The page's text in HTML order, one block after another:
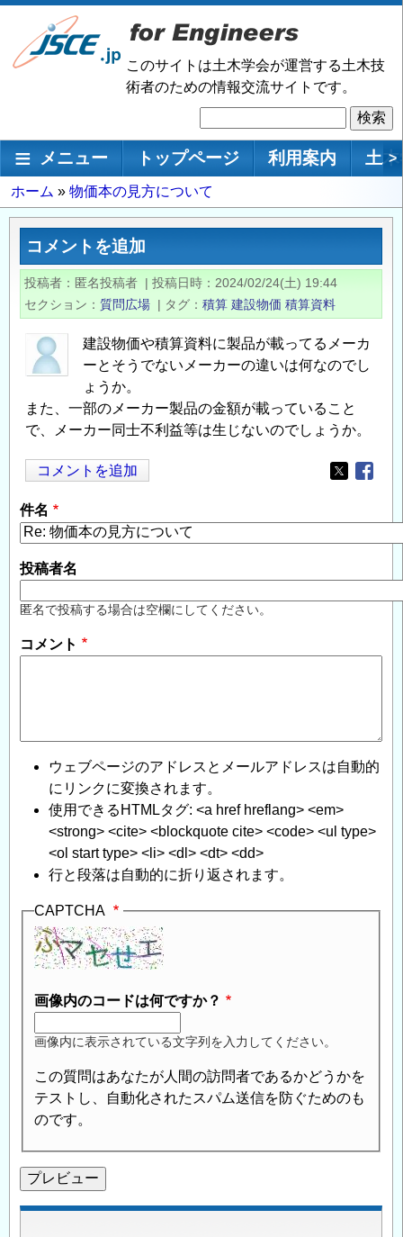
メ
ン
移
このサイトは土木学会が運営する土木技
術者のための情報交流サイトです。
索
メインナビゲーション
メニュー トップページ 利用案内 土 >
パ
ン
ず
ホーム 物価本の見方について
コメントを追加
投稿者 匿名投稿者 | 投稿日時
2024/02/24(土) 19:44
セクション
質問広場 | タグ 積算 建設物価 積算資料
建設物価や積算資料に製品が載ってるメーカ
ーとそうでないメーカーの違いは何なのでし
ょうか。
また、一部のメーカー製品の金額が載っていること
で、メーカー同士不利益等は生じないのでしょうか。
コメントを追加
Opens in
件名
投稿者名
匿名で投稿する場合は空欄にしてください。
コメント
ウェブページのアドレスとメールアドレスは自動的
にリンクに変換されます。
使用できるHTMLタグ: <a href hreflang> <em>
<strong> <cite> <blockquote cite> <code> <ul type>
<ol start type> <li> <dl> <dt> <dd>
行と段落は自動的に折り返されます。
CAPTCHA
画像内のコードは何ですか？
画像内に表示されている文字列を入力してください。
この質問はあなたが人間の訪問者であるかどうかを
テストし、自動化されたスパム送信を防ぐためのも
のです。